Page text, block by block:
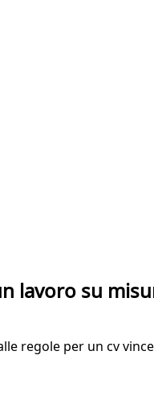
lavoro su
regole per un cv